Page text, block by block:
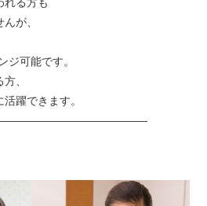
が、
可能です。
、
躍できます。